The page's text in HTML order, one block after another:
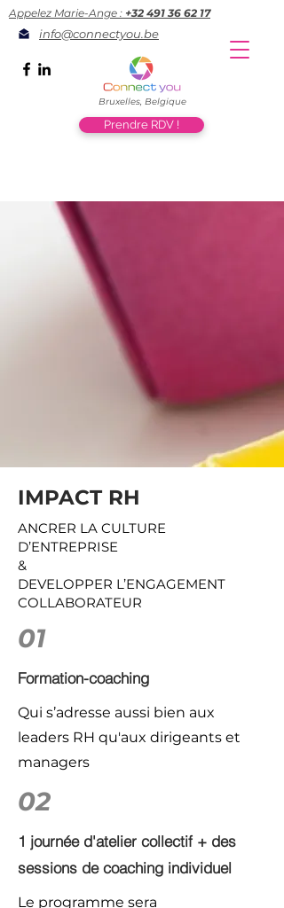
Bruxelles, Belgique
Appelez Marie-Ange : +32 491 36 62 17
info@connectyou.be
Prendre RDV !
IMPACT RH
ANCRER LA CULTURE
D’ENTREPRISE
&
DEVELOPPER L’ENGAGEMENT
COLLABORATEUR
01
Formation-coaching
Qui s’adresse aussi bien aux
leaders RH qu'aux dirigeants et
managers
02
1 journée d'atelier collectif + des
sessions de coaching individuel
Le programme sera